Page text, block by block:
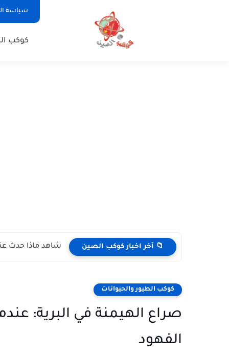
سياسة
كوكب
📁 آخر اخبار كوكب الصين شاهد ماذا حدث
كوكب الطيور والحيوانات
صراع الهيمنة في البرية:
الفهود